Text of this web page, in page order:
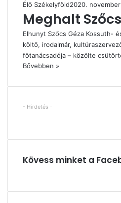
Élő Székelyföld2020.
Meghalt
Elhunyt Szőcs Géza Kossuth-
költő, irodalmár,
főtanácsadója – közölte
Bővebben »
- Hirdetés -
Kövess minket a